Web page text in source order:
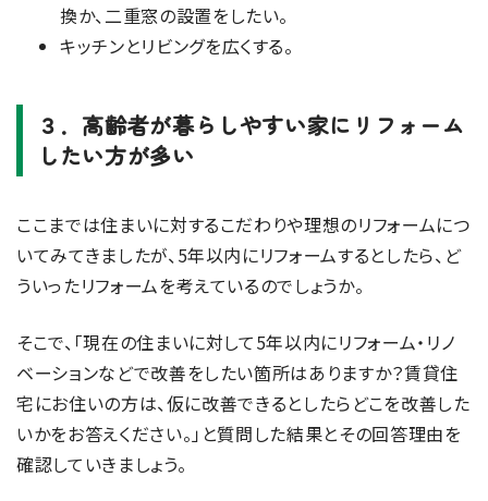
換か、二重窓の設置をしたい。
キッチンとリビングを広くする。
３．高齢者が暮らしやすい家にリフォーム
したい方が多い
ここまでは住まいに対するこだわりや理想のリフォームにつ
いてみてきましたが、5年以内にリフォームするとしたら、ど
ういったリフォームを考えているのでしょうか。
そこで、「現在の住まいに対して5年以内にリフォーム・リノ
ベーションなどで改善をしたい箇所はありますか？賃貸住
宅にお住いの方は、仮に改善できるとしたらどこを改善した
いかをお答えください。」と質問した結果とその回答理由を
確認していきましょう。